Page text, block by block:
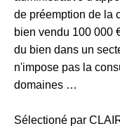
de préemption de la
bien vendu 100 000
du bien dans un
n'impose pas la
domaines …
Sélectioné par